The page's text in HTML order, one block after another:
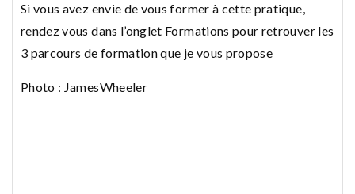
Si vous avez envie de vous former à cette pratique,
rendez vous dans l’onglet Formations pour retrouver les
3 parcours de formation que je vous propose
Photo : JamesWheeler